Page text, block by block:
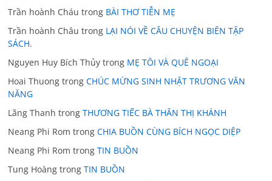
Trần hoành Cháu trong BÀI THƠ TIỄN MẸ
Trần hoành Châu trong LẠI NÓI VỀ CÂU CHUYỆN BIÊN TẬP
SÁCH.
Nguyen Huy Bích Thủy trong MẸ TÔI VÀ QUÊ NGOẠI
Hoai Thuong trongCHÚC MỪNG SINH NHẬT TRƯƠNG VĂN
NĂNG
Lãng Thanh trongTHƯƠNG TIẾC BÀ THÂN THỊ KHÁNH
Neang Phi Rom trongCHIA BUỒN CÙNG BÍCH NGỌC DIỆP
Neang Phi Rom trongTIN BUỒN
Tung Hoàng trongTIN BUỒN